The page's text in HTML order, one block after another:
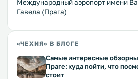
Международный аэропорт имени
Гавела (Прага)
«ЧЕХИЯ» В БЛОГЕ
Самые интересные
Праге: куда пойти, что
стоит